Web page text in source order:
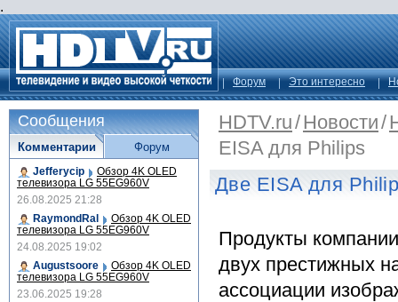
.
Форум Это интересно
HDTV.ru/Новости/
EISA для Philips
Две EISA для
Продукты
двух престижных
ассоциации
Сообщения
Комментарии
Jefferycip Обзор 4K OLED
телевизора LG 55EG960V
26.08.2025 21:28
RaymondRal
Обзор 4K OLED
телевизора LG 55EG960V
24.08.2025 19:02
Augustsoore
Обзор 4K OLED
телевизора LG 55EG960V
23.06.2025 19:28
Форум